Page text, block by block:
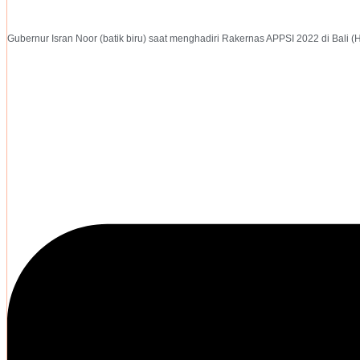
Gubernur Isran Noor (batik biru) saat menghadiri Rakernas APPSI 2022 di Bali